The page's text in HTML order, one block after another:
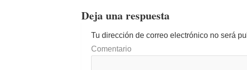
Deja una respuesta
Tu dirección de correo electrónico no será
Comentario